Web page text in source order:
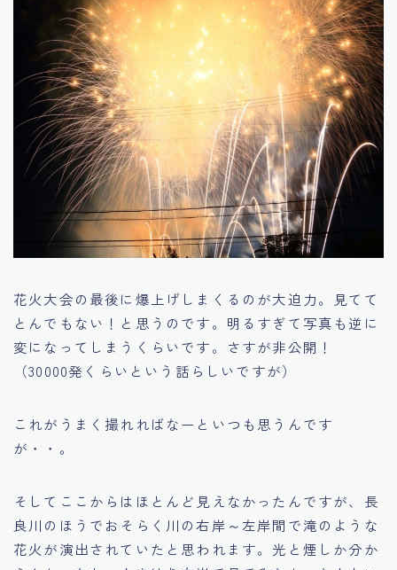
花火大会の最後に爆上げしまくるのが大迫力。見てて
とんでもない！と思うのです。明るすぎて写真も逆に
変になってしまうくらいです。さすが非公開！
（30000発くらいという話らしいですが）
これがうまく撮れればなーといつも思うんです
が・・。
そしてここからはほとんど見えなかったんですが、長
良川のほうでおそらく川の右岸～左岸間で滝のような
花火が演出されていたと思われます。光と煙しか分か